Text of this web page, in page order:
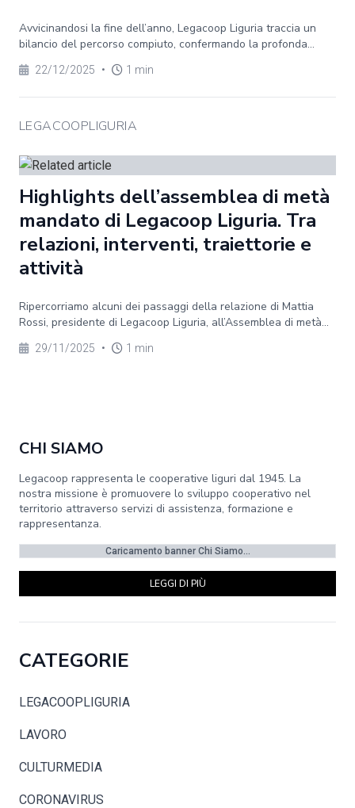
Avvicinandosi la fine dell’anno, Legacoop Liguria traccia un
bilancio del percorso compiuto, confermando la profonda...
22/12/2025 • 1 min
LEGACOOPLIGURIA
Highlights dell’assemblea di metà
mandato di Legacoop Liguria. Tra
relazioni, interventi, traiettorie e
attività
Ripercorriamo alcuni dei passaggi della relazione di Mattia
Rossi, presidente di Legacoop Liguria, all’Assemblea di metà...
29/11/2025 • 1 min
CHI SIAMO
Legacoop rappresenta le cooperative liguri dal 1945. La
nostra missione è promuovere lo sviluppo cooperativo nel
territorio attraverso servizi di assistenza, formazione e
rappresentanza.
Caricamento banner Chi Siamo...
LEGGI DI PIÙ
CATEGORIE
LEGACOOPLIGURIA
LAVORO
CULTURMEDIA
CORONAVIRUS